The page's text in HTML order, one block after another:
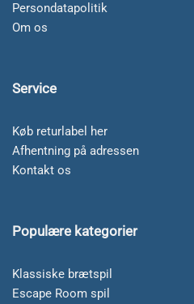
Persondatapolitik
Om os
Service
Køb returlabel her
Afhentning på adressen
Kontakt os
Populære kategorier
Klassiske brætspil
Escape Room spil